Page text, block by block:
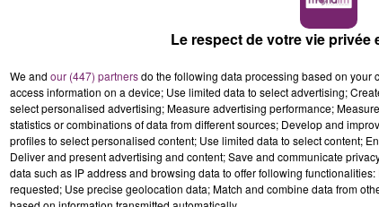
aux Royaume Uni... celui des 100
plus lourd en Europe. Un chiffre qui
la 2ndeguerre mondiale.
de l’épidémie de coronavirus...
Le respect de votre vie privée
We and our (447) partnersdo the following data processing based on your
access information on a device; Use limited data to select advertising;
select personalised advertising; Measure advertising performance;
statistics or combinations of data from different sources; Develop and
profiles to select personalised content; Use limited data to select content;
Deliver and present advertising and content; Save and communicate
data such as IP address and browsing data to offer following
requested; Use precise geolocation data; Match and combine data from